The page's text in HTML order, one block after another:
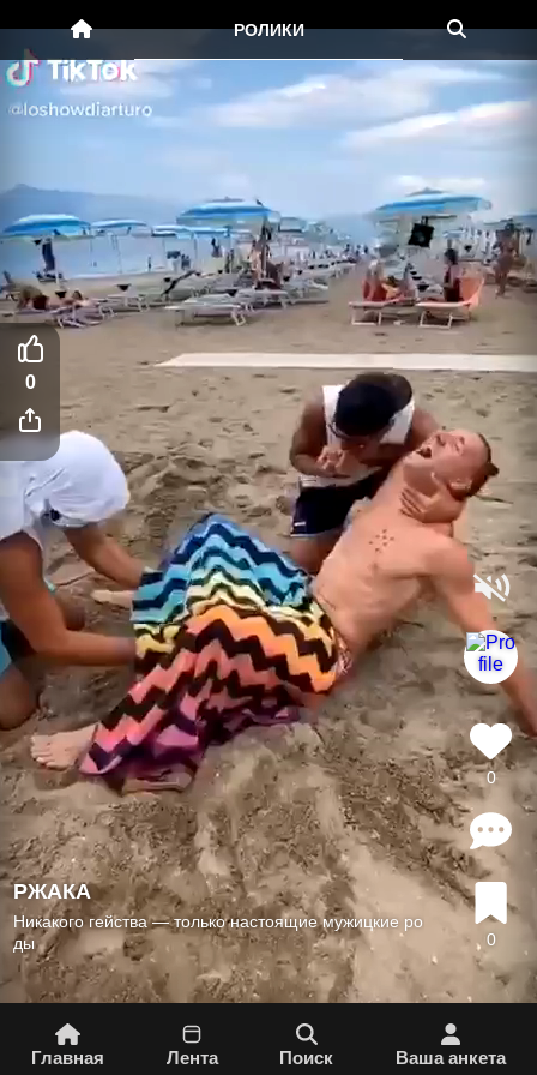
РОЛИКИ
РЖАКА
Никакого гейства — только настоящие мужицкие ро
ды
0
0
Главная Лента Поиск Вашa aнкета
0